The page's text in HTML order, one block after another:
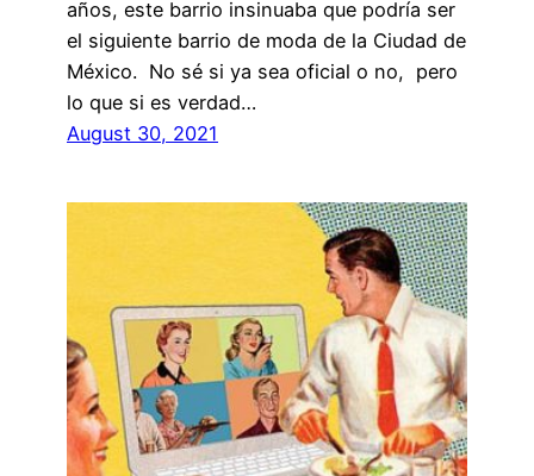
años, este barrio insinuaba que podría ser
el siguiente barrio de moda de la Ciudad de
México. No sé si ya sea oficial o no, pero
lo que si es verdad…
August 30, 2021